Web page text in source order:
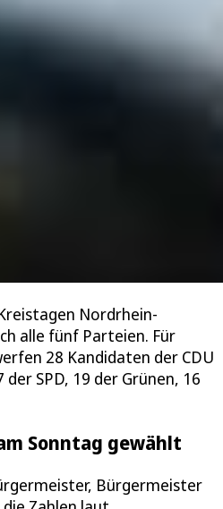
Nordrhein-
alle fünf Parteien. Für
28 Kandidaten der CDU
SPD, 19 der Grünen, 16
Sonntag gewählt
Bürgermeister